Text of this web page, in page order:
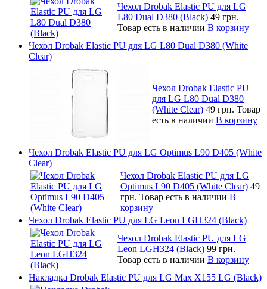
Чехол Drobak Elastic PU для LG
L80 Dual D380 (Black) 49 грн.
Товар есть в наличии В корзину
Чехол Drobak Elastic PU для LG L80 Dual D380 (White
Clear)
Чехол Drobak Elastic PU
для LG L80 Dual D380
(White Clear) 49 грн. Товар
есть в наличии В корзину
Чехол Drobak Elastic PU для LG Optimus L90 D405 (White
Clear)
Чехол Drobak Elastic PU для LG
Optimus L90 D405 (White Clear) 49
грн. Товар есть в наличии В
корзину
Чехол Drobak Elastic PU для LG Leon LGH324 (Black)
Чехол Drobak Elastic PU для LG
Leon LGH324 (Black) 99 грн.
Товар есть в наличии В корзину
Накладка Drobak Elastic PU для LG Max X155 LG (Black)